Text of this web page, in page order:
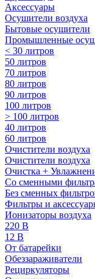
Аксессуары
Осушители воздуха
Бытовые осушители
Промышленные
< 30 литров
50 литров
70 литров
80 литров
90 литров
100 литров
> 100 литров
40 литров
60 литров
Очистители воздуха
Очистители воздуха
Очистка +
Cо сменными
Без сменных
Фильтры и
Ионизаторы воздуха
220 В
12 В
От батарейки
Обеззараживатели
Рециркуляторы